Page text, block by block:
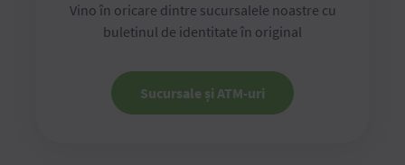
Vino în oricare dintre sucursalele noastre cu
buletinul de identitate în original
Sucursale și ATM-uri